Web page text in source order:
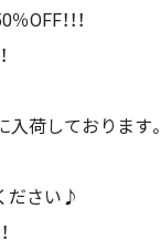
！！！
荷しております。
ださい♪